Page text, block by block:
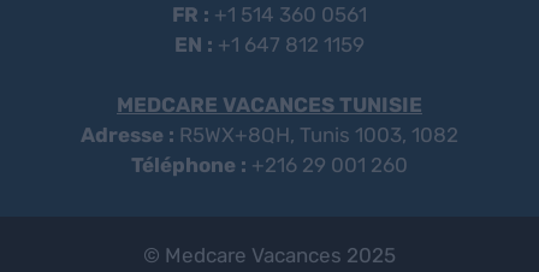
FR : +1 514 360 0561
EN : +1 647 812 1159
MEDCARE VACANCES TUNISIE
Adresse : R5WX+8QH, Tunis 1003, 1082
Téléphone : +216 29 001 260
© Medcare Vacances 2025